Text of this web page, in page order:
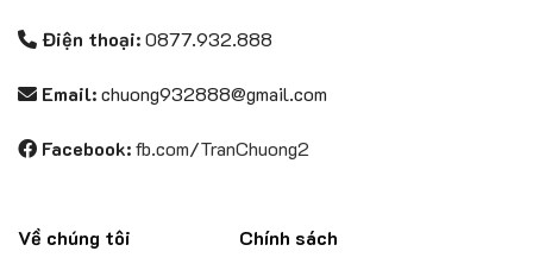
Điện thoại:0877.932.888
Email:chuong932888@gmail.com
Facebook:fb.com/TranChuong2
Về chúng tôi Chính sách